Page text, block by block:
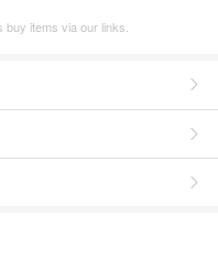
items via our links.